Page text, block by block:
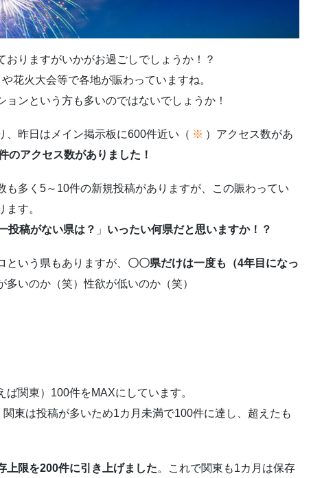
りますがいかがお過ごしでしょうか！？
花火大会等で各地が賑わっていますね。
ンという方も多いのではないでしょうか！
、昨日はメイン掲示板に600件近い（ ※ ）アクセス数があ
アクセス数がありました！
も多く5～10件の新規投稿がありますが、この賑わってい
す。
投稿がない県は？ 」 いったい何県だと思いますか！？
いう県もありますが、 〇〇県だけは一度も（4年目になっ
多いのか（笑）性欲が低いのか（笑）
関東）100件をMAXにしています。
東は投稿が多いため1カ月未満で100件に達し、超えたも
上限を200件に引き上げました。これで関東も1カ月は保存